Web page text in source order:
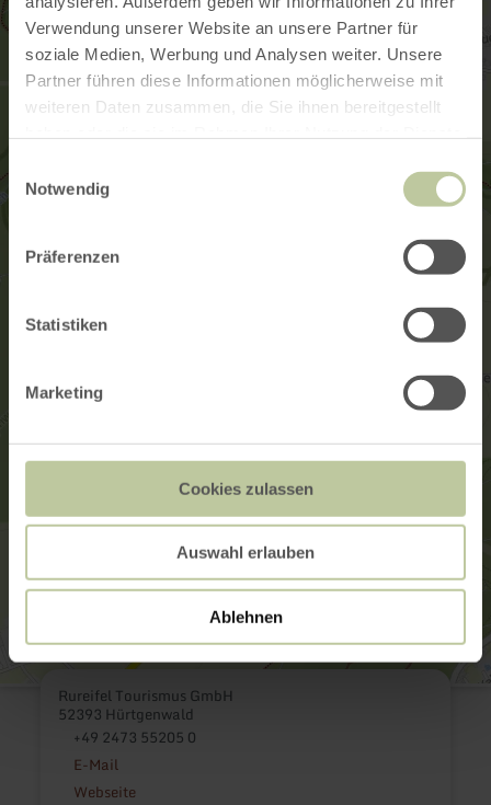
Verwendung unserer Website an unsere Partner für
soziale Medien, Werbung und Analysen weiter. Unsere
Partner führen diese Informationen möglicherweise mit
weiteren Daten zusammen, die Sie ihnen bereitgestellt
Notwendig
Präferenzen
Statistiken
Marketing
Cookies zulassen
Auswahl erlauben
Ablehnen
Rureifel Tourismus GmbH
52393 Hürtgenwald
+49 2473 55205 0
E-Mail
Webseite